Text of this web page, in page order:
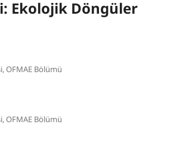
Ekolojik Döngüler
OFMAE Bölümü
OFMAE Bölümü